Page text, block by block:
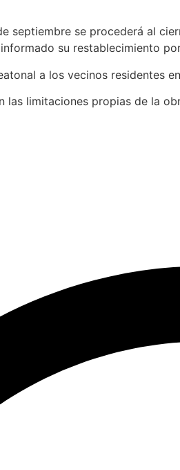
septiembre se procederá al
su restablecimiento
a los vecinos residentes
limitaciones propias de la